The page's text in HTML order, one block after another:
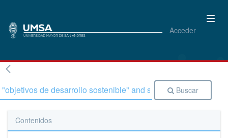
Acceder
Buscar
Contenidos